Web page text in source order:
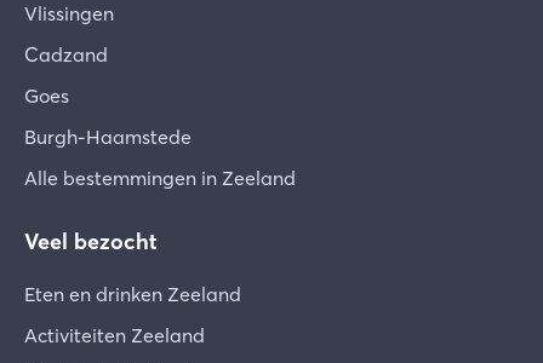
Vlissingen
Cadzand
Goes
Burgh-Haamstede
Alle bestemmingen in Zeeland
Veel bezocht
Eten en drinken Zeeland
Activiteiten Zeeland